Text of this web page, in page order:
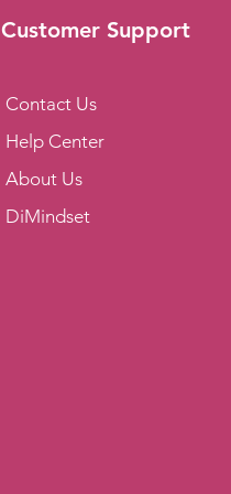
Customer Support
Contact Us
Help Center
About Us
DiMindset